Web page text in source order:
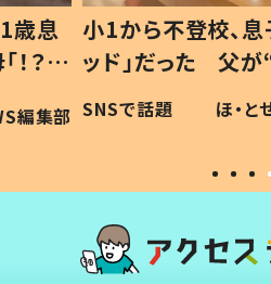
歳息
？」
編集部
小1から不登校、息
ッド」だった 父
作り続ける理由
#令和の子
SNSで話題 ほ・